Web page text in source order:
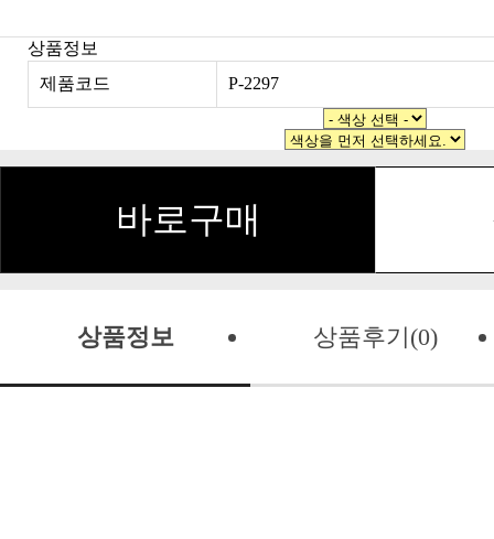
상품정보
제품코드
P-2297
바로구매
상품정보 상품후기(0)